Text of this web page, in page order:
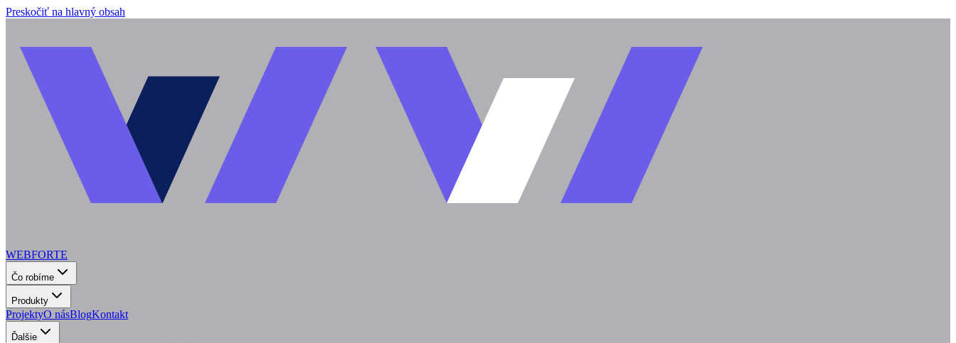
Preskočiť na hlavný obsah
WEBFORTE
Čo robíme
Produkty
ProjektyO násBlogKontakt
Ďalšie